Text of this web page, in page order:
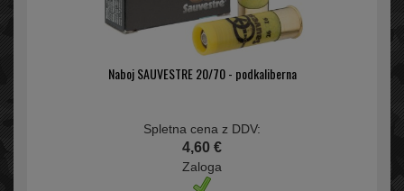
Naboj SAUVESTRE 20/70 - podkaliberna
Spletna cena z DDV:
4,60 €
Zaloga